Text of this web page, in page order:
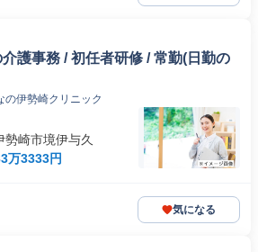
護事務 / 初任者研修 / 常勤(日勤の
の伊勢崎クリニック
崎市境伊与久
万3333円
気になる